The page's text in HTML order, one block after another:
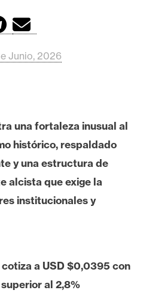
Junio, 2026
una fortaleza inusual al
histórico, respaldado
y una estructura de
alcista que exige la
institucionales y
a USD $0,0395 con
al 2,8%